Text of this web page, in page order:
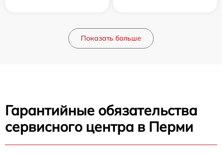
Показать больше
Гарантийные обязательства
сервисного центра в Перми